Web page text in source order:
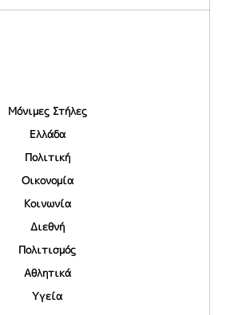
Μόνιμες Στήλες
Ελλάδα
Πολιτική
Οικονομία
Κοινωνία
Διεθνή
Πολιτισμός
Αθλητικά
Υγεία